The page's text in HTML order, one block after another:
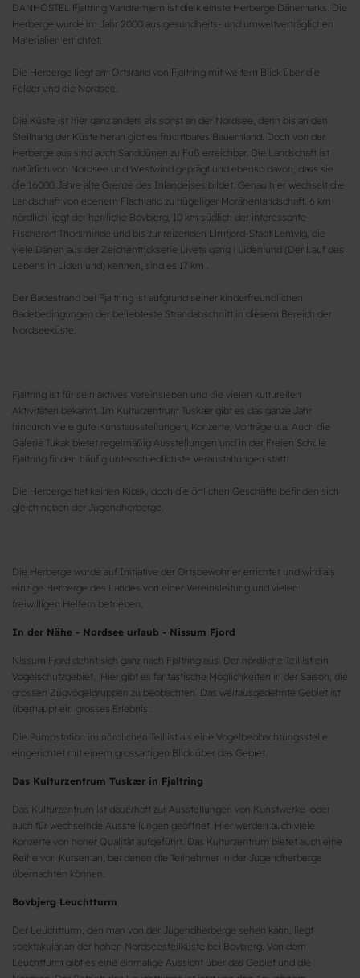
DANHOSTEL Fjaltring Vandrerhjem ist die kleinste Herberge Dänemarks. Die
Herberge wurde im Jahr 2000 aus gesundheits- und umweltverträglichen
Materialien errichtet.
Die Herberge liegt am Ortsrand von Fjaltring mit weitem Blick über die
Felder und die Nordsee.
Die Küste ist hier ganz anders als sonst an der Nordsee, denn bis an den
Steilhang der Küste heran gibt es fruchtbares Bauernland. Doch von der
Herberge aus sind auch Sanddünen zu Fuß erreichbar. Die Landschaft ist
natürlich von Nordsee und Westwind geprägt und ebenso davon, dass sie
die 16000 Jahre alte Grenze des Inlandeises bildet. Genau hier wechselt die
Landschaft von ebenem Flachland zu hügeliger Moränenlandschaft. 6 km
nördlich liegt der herrliche Bovbjerg, 10 km südlich der interessante
Fischerort Thorsminde und bis zur reizenden Limfjord-Stadt Lemvig, die
viele Dänen aus der Zeichentrickserie Livets gang i Lidenlund (Der Lauf des
Lebens in Lidenlund) kennen, sind es 17 km .
Der Badestrand bei Fjaltring ist aufgrund seiner kinderfreundlichen
Badebedingungen der beliebteste Strandabschnitt in diesem Bereich der
Nordseeküste.
Fjaltring ist für sein aktives Vereinsleben und die vielen kulturellen
Aktivitäten bekannt. Im Kulturzentrum Tuskær gibt es das ganze Jahr
hindurch viele gute Kunstausstellungen, Konzerte, Vorträge u.a. Auch die
Galerie Tukak bietet regelmäßig Ausstellungen und in der Freien Schule
Fjaltring finden häufig unterschiedlichste Veranstaltungen statt.
Die Herberge hat keinen Kiosk, doch die örtlichen Geschäfte befinden sich
gleich neben der Jugendherberge.
Die Herberge wurde auf Initiative der Ortsbewohner errichtet und wird als
einzige Herberge des Landes von einer Vereinsleitung und vielen
freiwilligen Helfern betrieben.
In der Nähe - Nordsee urlaub - Nissum Fjord
Nissum Fjord dehnt sich ganz nach Fjaltring aus. Der nördliche Teil ist ein
Vogelschutzgebiet. Hier gibt es fantastische Möglichkeiten in der Saison, die
grossen Zugvögelgruppen zu beobachten. Das weitausgedehnte Gebiet ist
überhaupt ein grosses Erlebnis .
Die Pumpstation im nördlichen Teil ist als eine Vogelbeobachtungsstelle
eingerichtet mit einem grossartigen Blick über das Gebiet.
Das Kulturzentrum Tuskær in Fjaltring
Das Kulturzentrum ist dauerhaft zur Ausstellungen von Kunstwerke oder
auch für wechselnde Ausstellungen geöffnet. Hier werden auch viele
Konzerte von hoher Qualität aufgeführt. Das Kulturzentrum bietet auch eine
Reihe von Kursen an, bei denen die Teilnehmer in der Jugendherberge
übernachten können.
Bovbjerg Leuchtturm
Der Leuchtturm, den man von der Jugendherberge sehen kann, liegt
spektakulär an der hohen Nordseesteilküste bei Bovbjerg. Von dem
Leuchtturm gibt es eine einmalige Aussicht über das Gebiet und die